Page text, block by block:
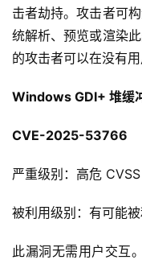
击者劫持。攻击者可
统解析、预览或渲染
的攻击者可以在没有
Windows GDI+ 堆缓
CVE-2025-53766
严重级别：高危
被利用级别：有可能被
此漏洞无需用户交互